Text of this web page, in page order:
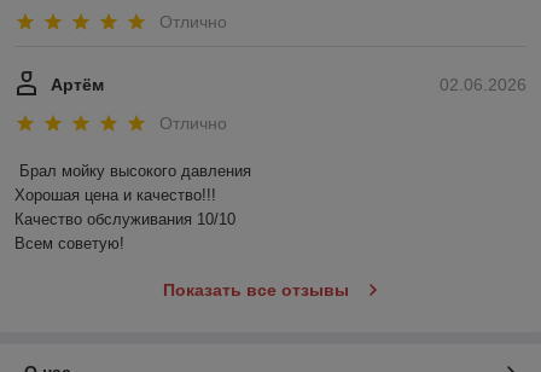
Отлично
02.06.2026
Артём
Отлично
Брал мойку высокого давления
Хорошая цена и качество!!!
Качество обслуживания 10/10
Всем советую!
Показать все отзывы